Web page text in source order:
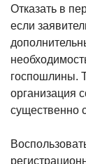
Отказать в
если
госпошлины.
организация
существенно